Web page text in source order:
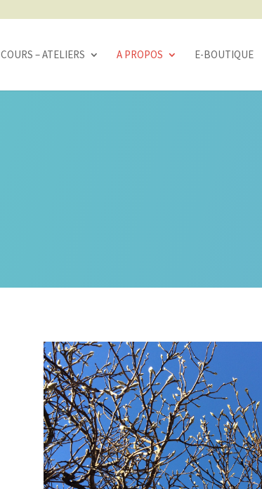
COURS – ATELIERS A PROPOS E-BOUTIQUE